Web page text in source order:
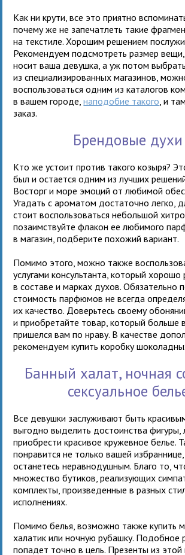
Как ни крути, все это приятно
почему же не запечатлеть такие
на текстиле. Хорошим решением
Рекомендуем подсмотреть размер
носит ваша девушка, а уж потом
из специализированных магазинов,
воспользоваться одним из каталогов
в вашем городе,наподобие такого , и
заказ.
Брендовые духи
Кто же устоит против такого козыря?
был и остается одним из лучших
Восторг и море эмоций от любимой
Угадать с ароматом достаточно легко,
стоит воспользоваться небольшой
позаимствуйте флакон ее любимого
в магазин, подберите похожий вариант.
Помимо этого, можно также
услугами консультанта, который хорошо
в составе и марках духов. Обязательно
стоимость парфюмов не всегда
их качество. Доверьтесь своему
и приобретайте товар, который больше
пришелся вам по нраву. В качестве
рекомендуем купить коробку
Банный халат, ночная
сексуальное
Все девушки заслуживают быть
выгодно выделить достоинства фигуры,
приобрести красивое кружевное белье.
понравится не только вашей
останетесь неравнодушным. Благо то,
множество бутиков, реализующих
комплекты, произведенные в разных
исполнениях.
Помимо белья, возможно также купить
халатик или ночную рубашку. Подобное
попадет точно в цель. Презенты из этой